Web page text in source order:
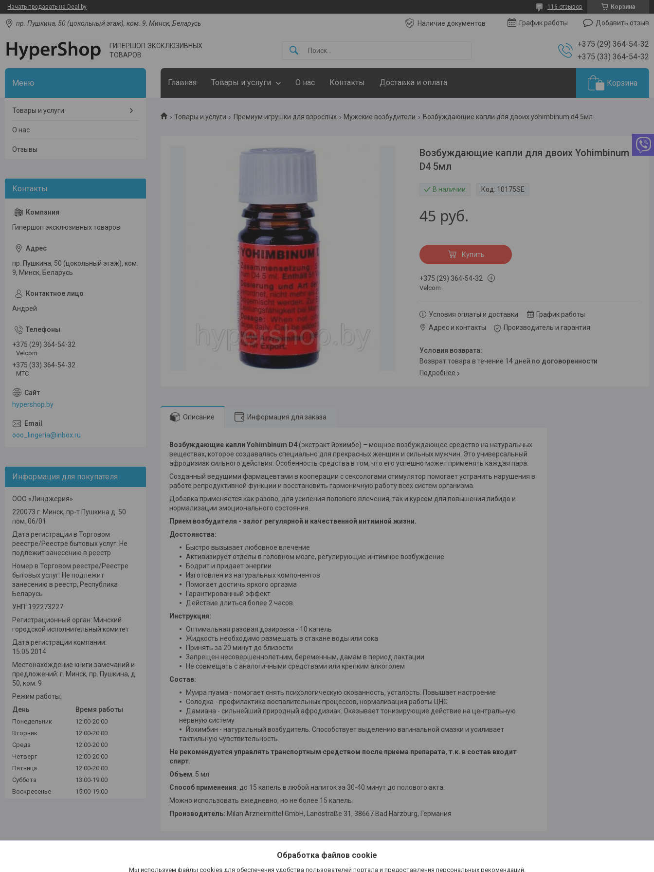
Начать продавать на Deal.by Корзина
116 отзывов
пр. Пушкина, 50 (цокольный этаж), ком. 9, Минск, Беларусь Наличие документов График работы Добавить отзыв
ГИПЕРШОП ЭКСКЛЮЗИВНЫХ
ТОВАРОВ
+375 (29) 364-54-32
+375 (33) 364-54-32
Главная Товары и услуги О нас Контакты Доставка и оплата Корзина
Товары и услуги Премиум игрушки для взрослых Мужские возбудители Возбуждающие капли для двоих yohimbinum d4 5мл
Возбуждающие капли для двоих Yohimbinum
D4 5мл
В наличии Код: 10175SE
45 руб.
Купить
+375 (29) 364-54-32
Velcom
Условия оплаты и доставки
График работы
Адрес и контакты
Производитель и гарантия
возврат товара в течение 14 дней по договоренности
Подробнее
Описание Информация для заказа
Возбуждающие капли Yohimbinum D4 (экстракт йохимбе) – мощное возбуждающее средство на натуральных
веществах, которое создавалась специально для прекрасных женщин и сильных мужчин. Это универсальный
афродизиак сильного действия. Особенность средства в том, что его успешно может применять каждая пара.
Созданный ведущими фармацевтами в кооперации с сексологами стимулятор помогает устранить нарушения в
работе репродуктивной функции и восстановить гармоничную работу всех систем организма.
Добавка применяется как разово, для усиления полового влечения, так и курсом для повышения либидо и
нормализации эмоционального состояния.
Прием возбудителя - залог регулярной и качественной интимной жизни.
Достоинства:
Быстро вызывает любовное влечение
Активизирует отделы в головном мозге, регулирующие интимное возбуждение
Бодрит и придает энергии
Изготовлен из натуральных компонентов
Помогает достичь яркого оргазма
Гарантированный эффект
Действие длиться более 2 часов.
Инструкция:
Оптимальная разовая дозировка - 10 капель
Жидкость необходимо размешать в стакане воды или сока
Принять за 20 минут до близости
Запрещен несовершеннолетним, беременным, дамам в период лактации
Не совмещать с аналогичными средствами или крепким алкоголем
Состав:
Муира пуама - помогает снять психологическую скованность, усталость. Повышает настроение
Солодка - профилактика воспалительных процессов, нормализация работы ЦНС
Дамиана - сильнейший природный афродизиак. Оказывает тонизирующие действие на центральную
нервную систему
Йохимбин - натуральный возбудитель. Способствует выделению вагинальной смазки и усиливает
тактильную чувствительность
Не рекомендуется управлять транспортным средством после приема препарата, т.к. в состав входит
спирт.
Объем: 5 мл
Способ применения: до 15 капель в любой напиток за 30-40 минут до полового акта.
Можно использовать ежедневно, но не более 15 капель.
Производитель: Milan Arzneimittel GmbH, Landstraße 31, 38667 Bad Harzburg, Германия
Товары и услуги
О нас
Отзывы
Гипершоп эксклюзивных товаров
пр. Пушкина, 50 (цокольный этаж), ком.
9, Минск, Беларусь
Андрей
+375 (29) 364-54-32
Velcom
+375 (33) 364-54-32
МТС
hypershop.by
ooo_lingeria@inbox.ru
Информация для покупателя
ООО «Линджерия»
220073 г. Минск, пр-т Пушкина д. 50
пом. 06/01
Дата регистрации в Торговом
реестре/Реестре бытовых услуг: Не
подлежит занесению в реестр
Номер в Торговом реестре/Реестре
бытовых услуг: Не подлежит
занесению в реестр, Республика
Беларусь
УНП: 192273227
Регистрационный орган: Минский
городской исполнительный комитет
Дата регистрации компании:
15.05.2014
Местонахождение книги замечаний и
предложений: г. Минск, пр. Пушкина, д.
50, ком. 9
Режим работы:
День
Время работы
Понедельник
12:00-20:00
Вторник
12:00-20:00
Среда
12:00-20:00
Четверг
12:00-20:00
Пятница
12:00-20:00
Суббота
13:00-19:00
Воскресенье
15:00-19:00
Обработка файлов cookie
Мы используем файлы cookies для обеспечения удобства пользователей портала и предоставления персональных рекомендаций.